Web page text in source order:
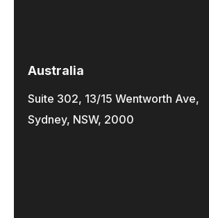
Australia
Suite 302, 13/15 Wentworth Ave,
Sydney, NSW, 2000